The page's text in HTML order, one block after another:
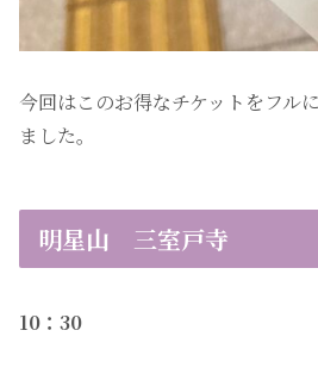
今回はこのお得なチケットをフル
ました。
明星山 三室戸寺
10：30